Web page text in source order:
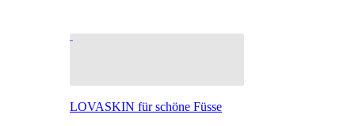
LOVASKIN für schöne Füsse